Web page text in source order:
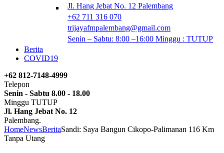
Jl. Hang Jebat No. 12 Palembang
+62 711 316 070
trijayafmpalembang@gmail.com
Senin – Sabtu: 8:00 –16:00 Minggu : TUTUP
Berita
COVID19
+62 812-7148-4999
Telepon
Senin - Sabtu 8.00 - 18.00
Minggu TUTUP
Jl. Hang Jebat No. 12
Palembang.
HomeNewsBeritaSandi: Saya Bangun Cikopo-Palimanan 116 Km
Tanpa Utang